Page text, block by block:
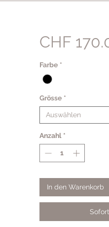
CHF
Farbe *
Grösse *
Auswählen
Anzahl *
In den Warenkorb